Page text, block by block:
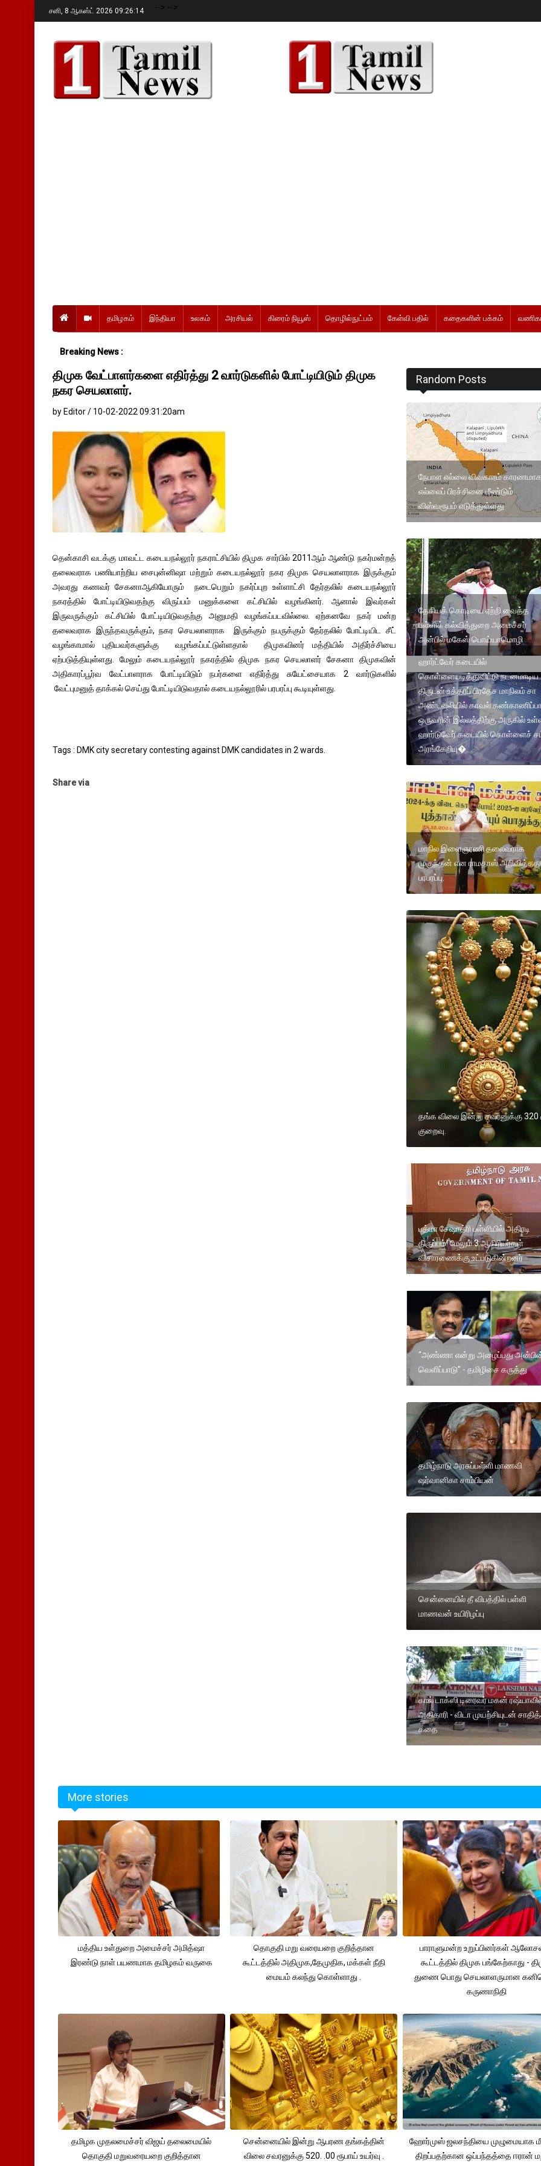
சனி, 8 ஆகஸ்ட் 2026 09:26:16 --> -->
தமிழகம் இந்தியா உலகம் அரசியல் கிரைம் நியூஸ் தொழில்நுட்பம் கேள்வி பதில் கதைகளின் பக்கம்
Breaking News :
திமுக வேட்பாளர்களை எதிர்த்து 2 வார்டுகளில் போட்டியிடும் திமுக
நகர செயலாளர்.
by Editor / 10-02-2022 09:31:20am
தென்காசி வடக்கு மாவட்ட கடையநல்லூர் நகராட்சியில் திமுக சார்பில் 2011ஆம் ஆண்டு நகர்மன்றத்
தலைவராக பணியாற்றிய சைபுன்னிஷா மற்றும் கடையநல்லூர் நகர திமுக செயலாளராக இருக்கும்
அவரது கணவர் சேகனாஆகியோரும் நடைபெறும் நகர்ப்புற உள்ளாட்சி தேர்தலில் கடையநல்லூர்
நகரத்தில் போட்டியிடுவதற்கு விருப்பம் மனுக்களை கட்சியில் வழங்கினர். ஆனால் இவர்கள்
இருவருக்கும் கட்சியில் போட்டியிடுவதற்கு அனுமதி வழங்கப்படவில்லை. ஏற்கனவே நகர் மன்ற
தலைவராக இருந்தவருக்கும், நகர செயலாளராக இருக்கும் நபருக்கும் தேர்தலில் போட்டியிட சீட்
வழங்காமால் புதியவர்களுக்கு வழங்கப்பட்டுள்ளதால் திமுகவினர் மத்தியில் அதிர்ச்சியை
ஏற்படுத்தியுள்ளது. மேலும் கடையநல்லூர் நகரத்தில் திமுக நகர செயலாளர் சேகனா திமுகவின்
அதிகாரப்பூர்வ வேட்பாளராக போட்டியிடும் நபர்களை எதிர்த்து சுயேட்சையாக 2 வார்டுகளில்
வேட்புமனுத் தாக்கல் செய்து போட்டியிடுவதால் கடையநல்லூரில் பரபரப்பு கூடியுள்ளது.
Tags : DMK city secretary contesting against DMK candidates in 2 wards.
Share via
Random Posts
நேபாள எல்லை விவகாரம்
எல்லைப் பிரச்சினை மீண்டும்
விஸ்வரூபம் எடுத்துள்ளது
தேசியக் கொடியை ஏற்றி வைத்த
பள்ளிக் கல்வித்துறை அமைச்சர்
அன்பில் மகேஸ் பொய்யாமொழி
ஹார்ட்வேர் கடையில்
கொள்ளையடித்துவிட்டு நடனமாடிய
திருடன் உத்தரப் பிரதேச மாநிலம் சா
அண்டவுலியில் காவல்
ஒருவரின் இல்லத்திற்கு அருகில்
ஹார்டுவேர் கடையில் கொள்ளைச்
அரங்கேறியு�
மாநில இளைஞரணி தலைவராக
முகுந்தன் என ராமதாஸ்
பரபரப்பு.
தங்க விலை இன்று சவரனுக்கு 320
குறைவு.
பத்மா சேஷாத்ரி பள்ளியில் அதிரடி
திருப்பம்! மேலும் 3 ஆசிரியர்கள்
விசாரணைக்கு உட்படுகின்றனர்
“அண்ணா என்று அழைப்பது
வெளிப்பாடு” - தமிழிசை கருத்து
தமிழ்நாடு அரசுப்பள்ளி மாணவி
ஷர்வானிகா சாம்பியன்
சென்னையில் தீ விபத்தில் பள்ளி
மாணவன் உயிரிழப்பு
கால் டாக்ஸி டிரைவர் மகன்
அதிகாரி - விடா முயற்சியுடன்
கதை
More stories
மத்திய உள்துறை அமைச்சர் அமித்ஷா
இரண்டு நாள் பயணமாக தமிழகம் வருகை
தொகுதி மறு வரையறை குறித்தான
கூட்டத்தில் அதிமுக,தேமுதிக, மக்கள் நீதி
மையம் கலந்து கொள்ளாது .
பாராளுமன்ற உறுப்பினர்கள்
கூட்டத்தில் திமுக பங்கேற்காது -
துணை பொது செயலாளருமான
கருணாநிதி
தமிழக முதலமைச்சர் விஜய் தலைமையில்
தொகுதி மறுவரையறை குறித்தான
சென்னையில் இன்று ஆபரண தங்கத்தின்
விலை சவரனுக்கு 520. .00 ரூபாய் உயர்வு .
ஹோர்முஸ் ஜலசந்தியை முழுமையாக
திறப்பதற்கான ஒப்பந்தத்தை ஈரான்